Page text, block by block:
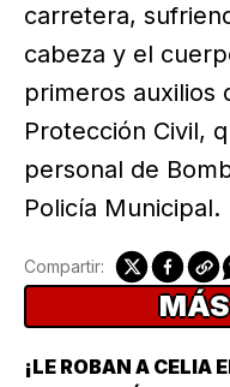
carretera,
cabeza y el
primeros auxilios
Protección Civil,
personal de
Policía Municipal.
Compartir:
¡LE ROBAN A CELIA